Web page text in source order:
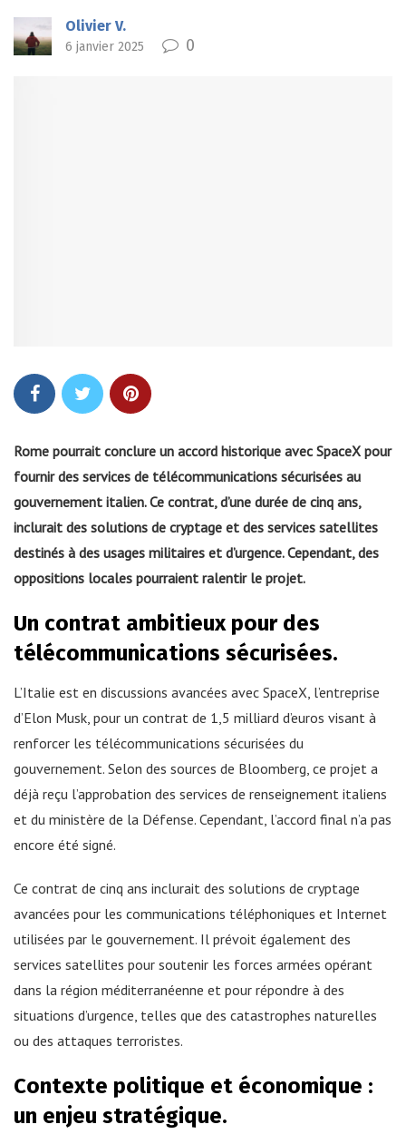
Olivier V.
6 janvier 2025 0
Rome pourrait conclure un accord historique avec SpaceX pour
fournir des services de télécommunications sécurisées au
gouvernement italien. Ce contrat, d’une durée de cinq ans,
inclurait des solutions de cryptage et des services satellites
destinés à des usages militaires et d’urgence. Cependant, des
oppositions locales pourraient ralentir le projet.
Un contrat ambitieux pour des
télécommunications sécurisées.
L’Italie est en discussions avancées avec SpaceX, l’entreprise
d’Elon Musk, pour un contrat de 1,5 milliard d’euros visant à
renforcer les télécommunications sécurisées du
gouvernement. Selon des sources de Bloomberg, ce projet a
déjà reçu l’approbation des services de renseignement italiens
et du ministère de la Défense. Cependant, l’accord final n’a pas
encore été signé.
Ce contrat de cinq ans inclurait des solutions de cryptage
avancées pour les communications téléphoniques et Internet
utilisées par le gouvernement. Il prévoit également des
services satellites pour soutenir les forces armées opérant
dans la région méditerranéenne et pour répondre à des
situations d’urgence, telles que des catastrophes naturelles
ou des attaques terroristes.
Contexte politique et économique :
un enjeu stratégique.